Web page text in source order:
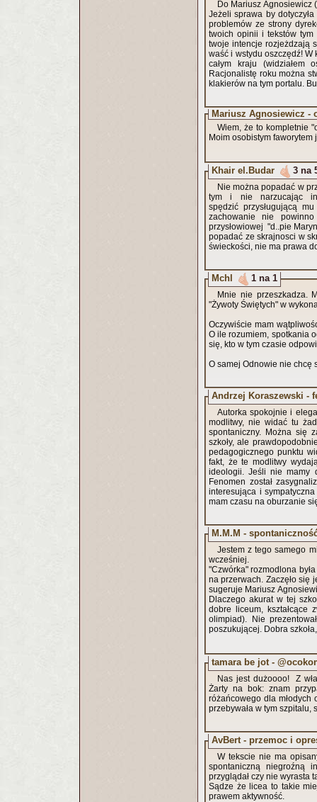
Do Mariusz Agnosiewicz
Jeżeli sprawa by
problemów ze strony
twoich opinii i tekstów tym
twoje intencje rozjeżdzają
waść i wstydu oszczędź!
całym kraju
Racjonalistę roku można
klakierów na tym portalu.
Mariusz Agnosiewicz -
Wiem, że to kompletnie
Moim osobistym
Khair el.Budar 3 na
Nie można popadać w
tym i nie narzucając
spędzić przysługującą
zachowanie nie
przysłowiowej "d..pie
popadać ze skrajnosci w
świeckości, nie ma prawa
Mchl 1 na 1
Mnie nie przeszkadza.
"Żywoty Świętych" w
Oczywiście mam
O ile rozumiem, spotkania
się, kto w tym czasie
O samej Odnowie nie chcę
Andrzej Koraszewski -
Autorka spokojnie i
modlitwy, nie widać tu
spontaniczny. Można się
szkoły, ale
pedagogicznego punktu
fakt, że te modlitwy
ideologii. Jeśli nie mamy
Fenomen został
interesująca i
mam czasu na
M.M.M -
Jestem z tego samego
wcześniej.
"Czwórka" rozmodlona
na przerwach. Zaczęło się
sugeruje Mariusz
Dlaczego akurat w tej
dobre liceum, kształcące
olimpiad). Nie
poszukującej. Dobra
tamara be jot -
Nas jest dużoooo! Z
Żarty na bok: znam
różańcowego dla młodych
przebywała w tym szpitalu,
AvBert - przemoc i
W tekscie nie ma
spontaniczną niegroźną
przyglądał czy nie wyrasta
Sądze że licea to takie
prawem aktywność.